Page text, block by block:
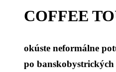
COFFEE
okúste neformálne
po